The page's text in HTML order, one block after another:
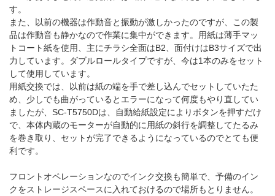
す。
また、以前の機器は作動音と振動が激しかったのですが、この製
品は作動音も静かなので作業に集中ができます。用紙は薄手マッ
トコート紙を使用、主にチラシ全面はB2、面付けはB3サイズで出
力しています。ダブルロールタイプですが、今は1本のみをセット
して使用しています。
用紙交換では、以前は紙の端を手で差し込んでセットしていたた
め、少しでも曲がっているとエラーになって何度もやり直してい
ましたが、SC-T5750Dは、自動給紙設定によりボタンを押すだけ
で、本体内蔵のモーターが自動的に用紙の斜行を調整してたるみ
を巻き取り、セットが完了できるようになっているのでとても便
利です。
フロントオペレーションなのでインク交換も簡単で、予備のイン
クをストレージスペースに入れておけるので場所もとりません。